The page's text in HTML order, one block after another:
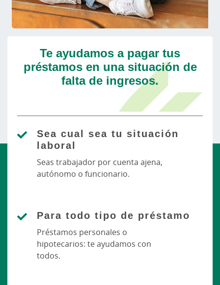
Te ayudamos a pagar tus
préstamos en una situación de
falta de ingresos.
Sea cual sea tu situación
laboral
Seas trabajador por cuenta ajena,
autónomo o funcionario.
Para todo tipo de préstamo
Préstamos personales o
hipotecarios: te ayudamos con
todos.